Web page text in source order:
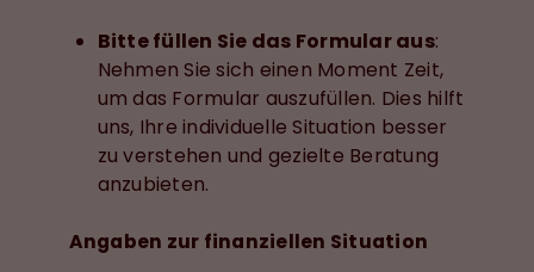
Bitte füllen Sie das Formular aus:
Nehmen Sie sich einen Moment Zeit,
um das Formular auszufüllen. Dies hilft
uns, Ihre individuelle Situation besser
zu verstehen und gezielte Beratung
anzubieten.
Angaben zur finanziellen Situation